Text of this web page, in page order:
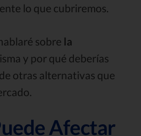
lo que cubriremos.
sobre la
y por qué deberías
otras alternativas que
Afectar